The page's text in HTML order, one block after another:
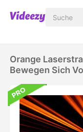
Orange
Bewegen Sich